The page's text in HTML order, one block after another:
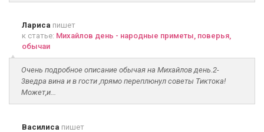
Лариса пишет
к статье: Михайлов день - народные приметы, поверья,
обычаи
Очень подробное описание обычая на Михайлов день.2-
3ведра вина и в гости ,прямо переплюнул советы Тиктока!
Может,и...
Василиса пишет